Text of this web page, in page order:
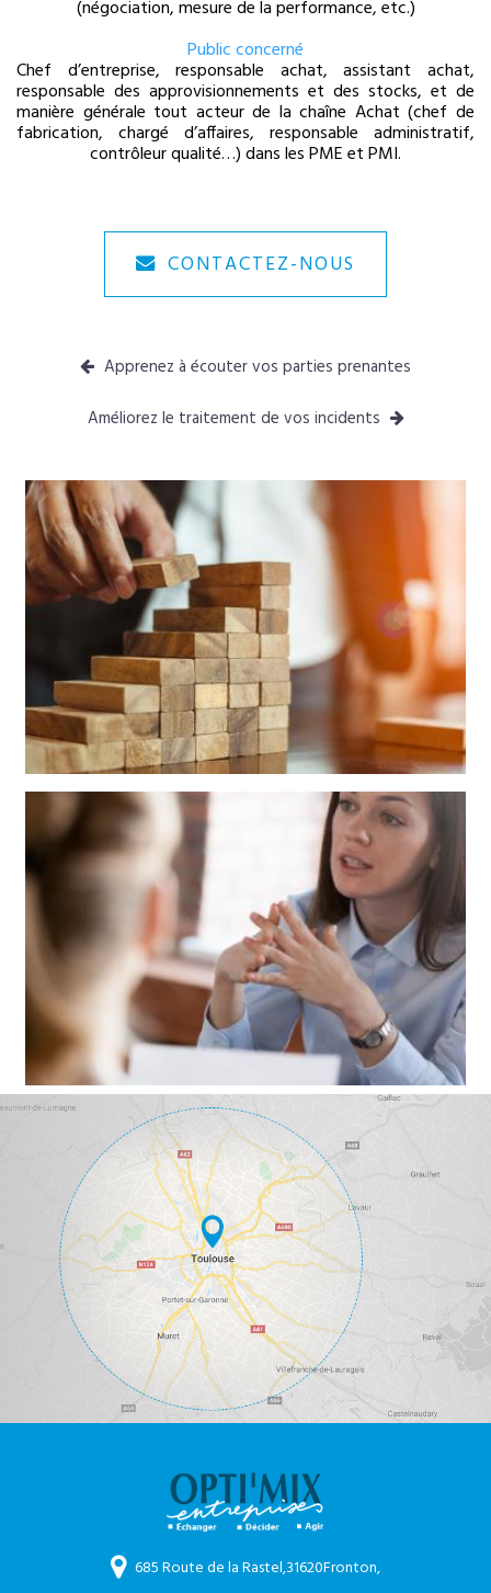
(négociation, mesure de la performance, etc.)
Publicconcerné
Chef d’entreprise, responsable achat, assistant achat,
responsable des approvisionnements et des stocks, et de
manière générale tout acteur de la chaîne Achat (chef de
fabrication, chargé d’affaires, responsable administratif,
contrôleur qualité…) dans les PME et PMI.
CONTACTEZ-NOUS
Apprenez à écouter vos parties prenantes
Améliorez le traitement de vos incidents
685 Route de la Rastel,31620Fronton,